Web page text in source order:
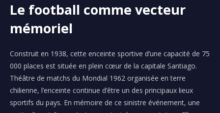
Le football comme vecteur
mémoriel
Construit en 1938, cette enceinte sportive d’une capacité de 75
000 places est située en plein cœur de la capitale Santiago.
Théâtre de matchs du Mondial 1962 organisée en terre
chilienne, l’enceinte continue d’être un des principaux lieux
sportifs du pays. En mémoire de ce sinistre événement, une